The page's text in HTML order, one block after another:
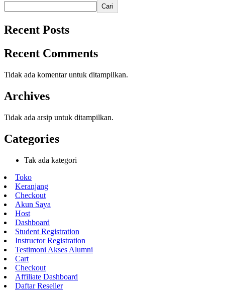
Cari
Recent Posts
Recent Comments
Tidak ada komentar untuk ditampilkan.
Archives
Tidak ada arsip untuk ditampilkan.
Categories
Tak ada kategori
Toko
Keranjang
Checkout
Akun Saya
Host
Dashboard
Student Registration
Instructor Registration
Testimoni Akses Alumni
Cart
Checkout
Affiliate Dashboard
Daftar Reseller